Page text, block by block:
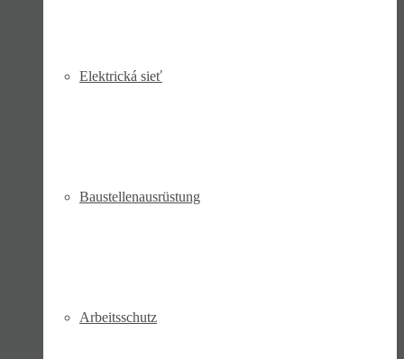
Elektrická sieť
Bau­stellen­aus­rüstung
Arbeits­schutz